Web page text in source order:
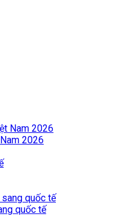
2026
quốc tế